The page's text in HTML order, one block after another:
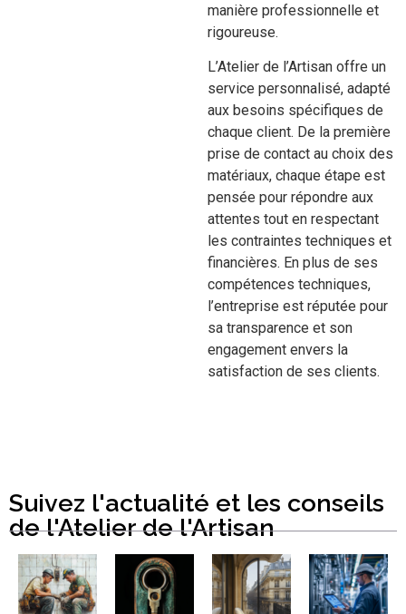
manière professionnelle et
rigoureuse.
L’Atelier de l’Artisan offre un
service personnalisé, adapté
aux besoins spécifiques de
chaque client. De la première
prise de contact au choix des
matériaux, chaque étape est
pensée pour répondre aux
attentes tout en respectant
les contraintes techniques et
financières. En plus de ses
compétences techniques,
l’entreprise est réputée pour
sa transparence et son
engagement envers la
satisfaction de ses clients.
Suivez l'actualité et les conseils
de l'Atelier de l'Artisan